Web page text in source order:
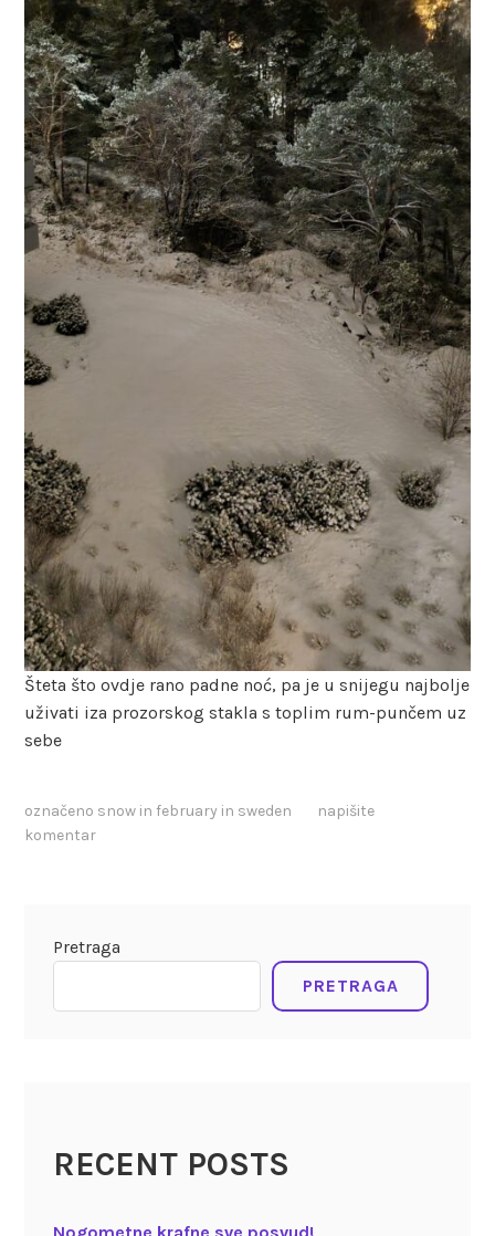
Šteta što ovdje rano padne noć, pa je u snijegu najbolje
uživati iza prozorskog stakla s toplim rum-punčem uz
sebe
označeno snow in february in sweden
napišite
komentar
Pretraga
PRETRAGA
RECENT POSTS